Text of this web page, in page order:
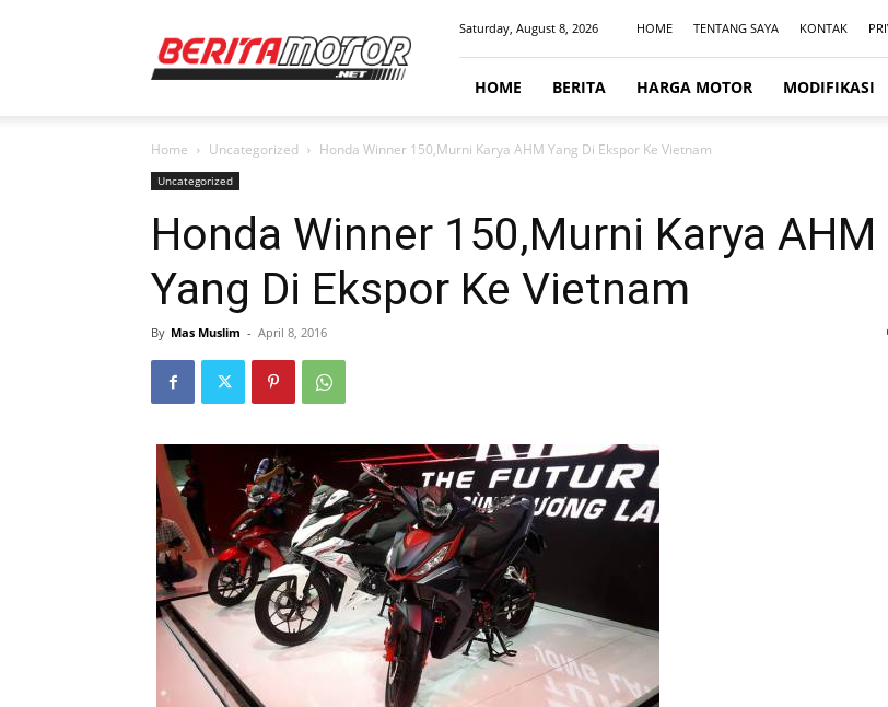
Saturday, August 8, 2026 HOME TENTANG SAYA KONTAK
HOME BERITA HARGA MOTOR MODIFIKASI
Home Uncategorized Honda Winner 150,Murni Karya AHM Yang Di Ekspor Ke Vietnam
Uncategorized
Honda Winner 150,Murni Karya AHM
Yang Di Ekspor Ke Vietnam
By Mas Muslim - April 8, 2016